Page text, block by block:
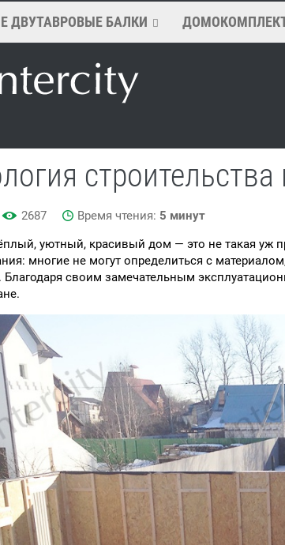
ДВУТАВРОВЫЕ БАЛКИ
2687 Время чтения: 5 минут
уютный, красивый дом — это не такая уж
многие не могут определиться с
своим замечательным